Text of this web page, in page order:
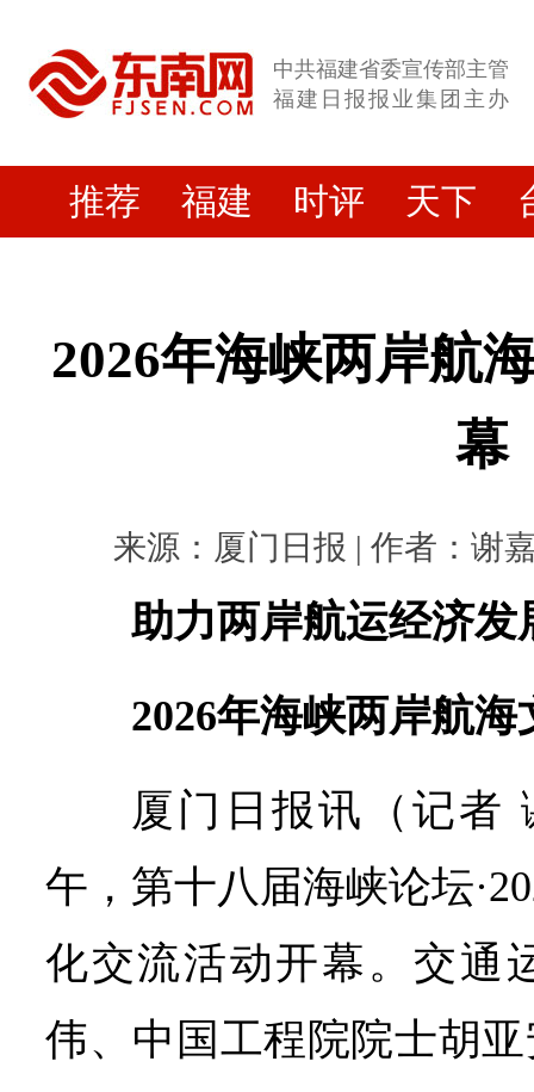
中共福建省委宣传部主管
福建日报报业集团主办
推荐 福建 时评 天下
2026年海峡两岸航
幕
来源：厦门日报 | 作者：谢
助力两岸航运经济发
2026年海峡两岸航
厦门日报讯（记者
午，第十八届海峡论坛
化交流活动开幕。交通
伟、中国工程院院士胡